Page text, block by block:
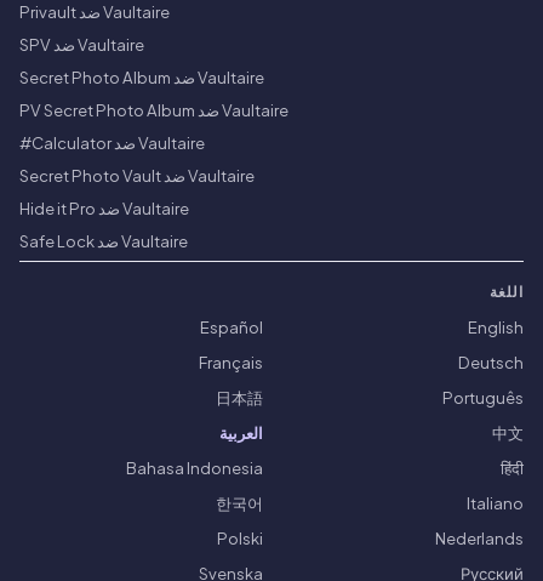
Vaultaire ضد Privault
Vaultaire ضد SPV
Vaultaire ضد Secret Photo Album
Vaultaire ضد PV Secret Photo Album
Vaultaire ضد Calculator#
Vaultaire ضد Secret Photo Vault
Vaultaire ضد Hide it Pro
Vaultaire ضد Safe Lock
اللغة
English
Español
Deutsch
Français
Português
日本語
中文
العربية
हिंदी
Bahasa Indonesia
Italiano
한국어
Nederlands
Polski
Русский
Svenska